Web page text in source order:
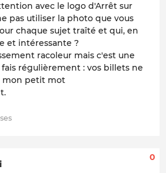
avec le logo d'Arrêt sur
pas utiliser la photo que vous
chaque sujet traîté et qui, en
et intéressante ?
racoleur mais c'est une
régulièrement : vos billets ne
mon petit mot
0